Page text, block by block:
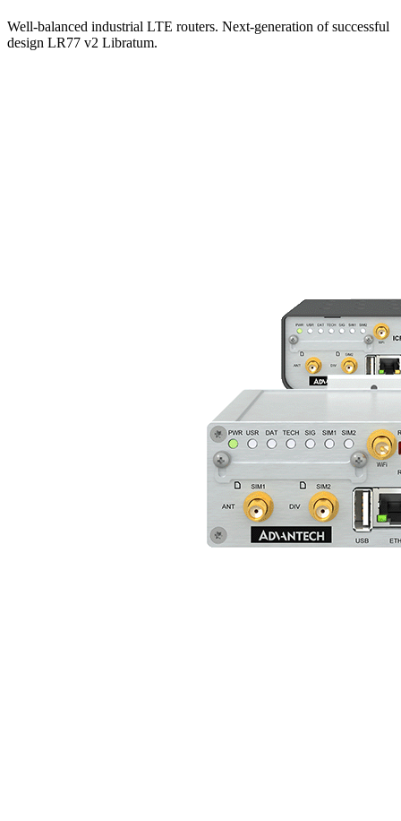
Well-balanced industrial LTE routers. Next-generation of successful
design LR77 v2 Libratum.